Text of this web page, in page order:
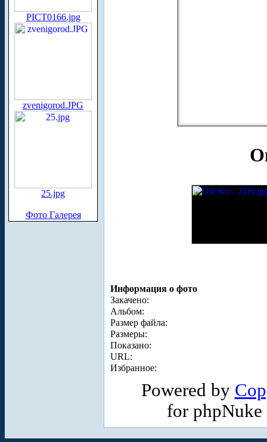
PICT0166.jpg
zvenigorod.JPG
25.jpg
Фото Галерея
Информация о фото
Закачено:
Альбом:
Размер файла:
Размеры:
Показано:
URL:
Избранное:
Powered by
for